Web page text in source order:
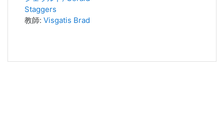
Staggers
教師: Visgatis Brad